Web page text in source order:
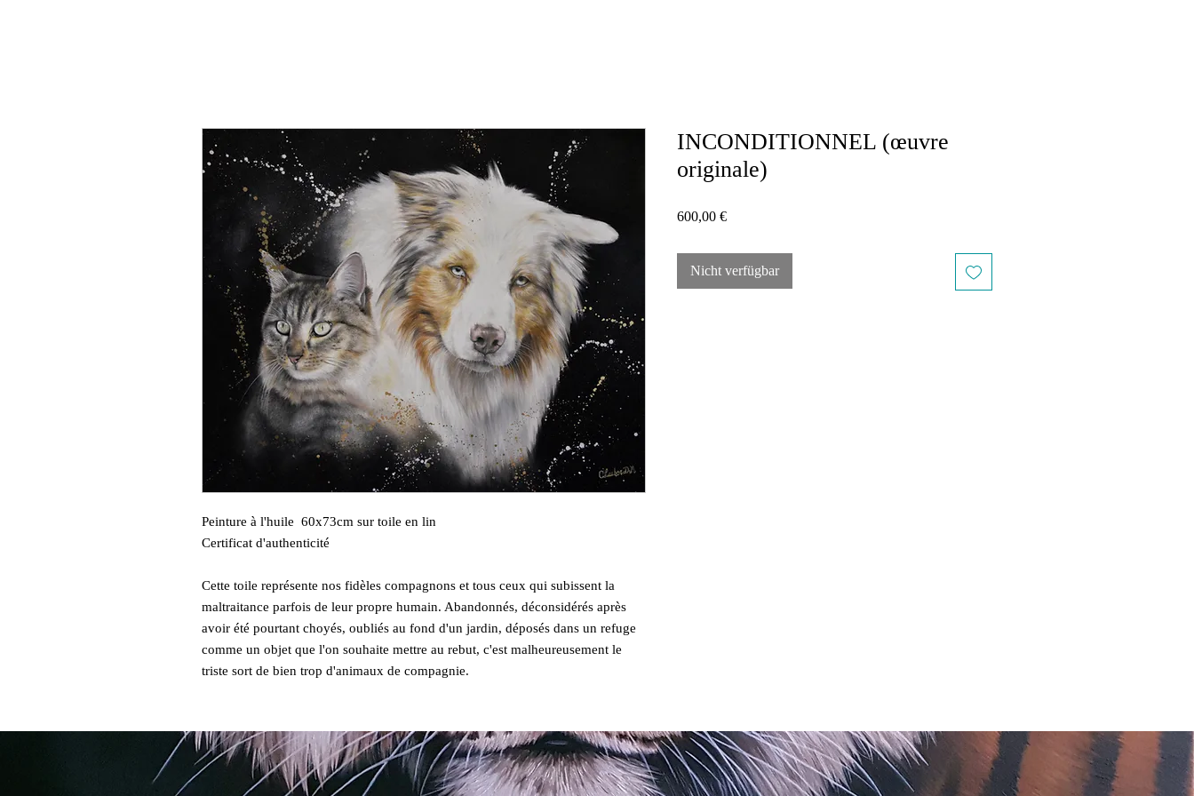
Peinture à l'huile 60x73cm sur toile en lin
Certificat d'authenticité
Cette toile représente nos fidèles compagnons et tous ceux qui subissent la
maltraitance parfois de leur propre humain. Abandonnés, déconsidérés après
avoir été pourtant choyés, oubliés au fond d'un jardin, déposés dans un refuge
comme un objet que l'on souhaite mettre au rebut, c'est malheureusement le
triste sort de bien trop d'animaux de compagnie.
INCONDITIONNEL (œuvre
originale)
600,00 €Preis
Nicht verfügbar